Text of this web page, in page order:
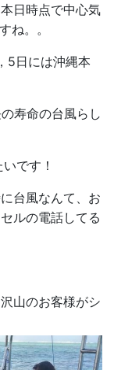
日時点で中心気
ね。。
5日には沖縄本
寿命の台風らし
です！
台風なんて、お
ルの電話してる
山のお客様がシ